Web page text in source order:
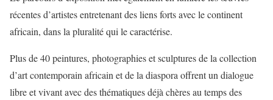
récentes d’artistes entretenant des liens forts avec le continent
africain, dans la pluralité qui le caractérise.
Plus de 40 peintures, photographies et sculptures de la collection
d’art contemporain africain et de la diaspora offrent un dialogue
libre et vivant avec des thématiques déjà chères au temps des